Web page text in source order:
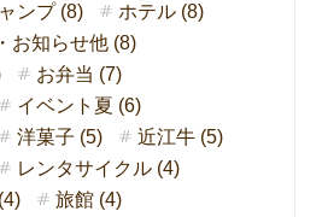
ンプ (8)
ホテル (8)
お知らせ他 (8)
お弁当 (7)
イベント夏 (6)
洋菓子 (5)
近江牛 (5)
レンタサイクル (4)
旅館 (4)